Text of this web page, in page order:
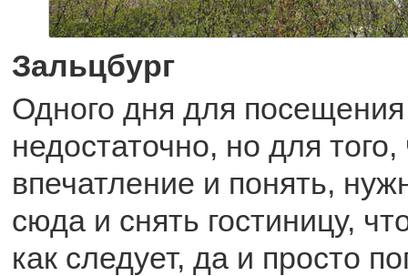
Зальцбург
Одного дня для посещения
недостаточно, но для
впечатление и понять,
сюда и снять гостиницу,
как следует, да и просто